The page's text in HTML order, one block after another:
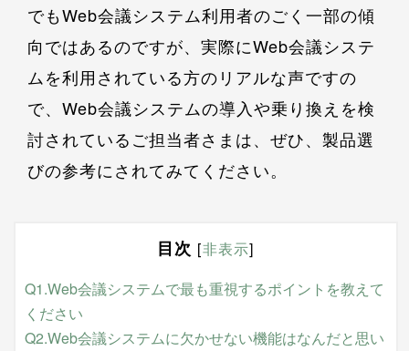
でもWeb会議システム利用者のごく一部の傾
向ではあるのですが、実際にWeb会議システ
ムを利用されている方のリアルな声ですの
で、Web会議システムの導入や乗り換えを検
討されているご担当者さまは、ぜひ、製品選
びの参考にされてみてください。
目次 [非表示]
Q1.Web会議システムで最も重視するポイントを教えて
ください
Q2.Web会議システムに欠かせない機能はなんだと思い